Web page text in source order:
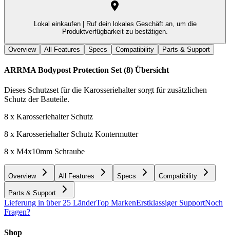
Lokal einkaufen |
Ruf dein lokales Geschäft an, um die
Produktverfügbarkeit zu bestätigen.
Overview All Features Specs Compatibility Parts & Support
ARRMA Bodypost Protection Set (8) Übersicht
Dieses Schutzset für die Karosseriehalter sorgt für zusätzlichen
Schutz der Bauteile.
8 x Karosseriehalter Schutz
8 x Karosseriehalter Schutz Kontermutter
8 x M4x10mm Schraube
Overview All Features Specs Compatibility
Parts & Support
Lieferung in über 25 LänderTop MarkenErstklassiger SupportNoch
Fragen?
Shop